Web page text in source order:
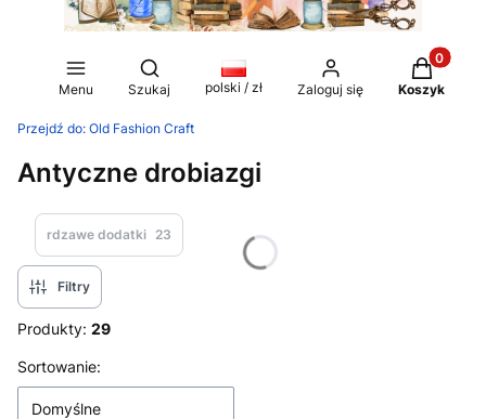
Menu
Otwórz wyszukiwarkę
Szukaj polski / zł Zaloguj się
Produkty
Koszyk
Przejdź do: Old Fashion Craft
Antyczne drobiazgi
rdzawe dodatki 23
Filtry
Produkty: 29
Lista produktów
Sortowanie:
Domyślne